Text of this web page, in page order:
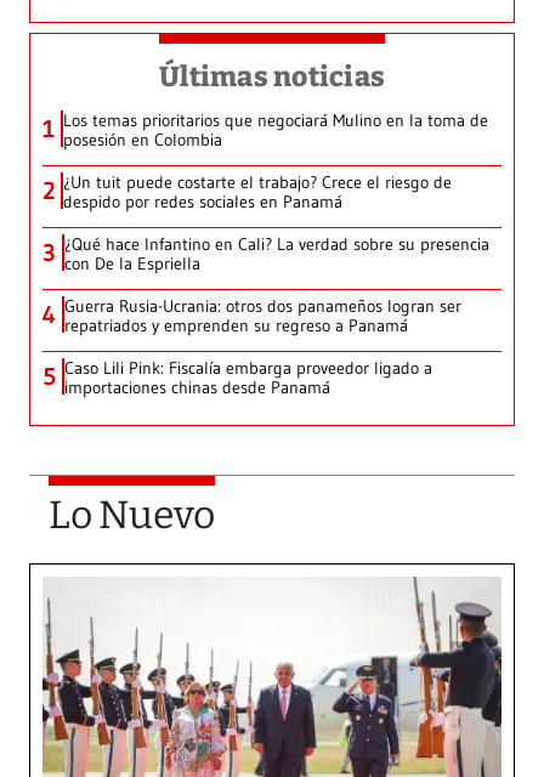
Últimas noticias
1 Los temas prioritarios que negociará Mulino en la toma de
posesión en Colombia
2 ¿Un tuit puede costarte el trabajo? Crece el riesgo de
despido por redes sociales en Panamá
3 ¿Qué hace Infantino en Cali? La verdad sobre su presencia
con De la Espriella
4 Guerra Rusia-Ucrania: otros dos panameños logran ser
repatriados y emprenden su regreso a Panamá
5 Caso Lili Pink: Fiscalía embarga proveedor ligado a
importaciones chinas desde Panamá
Lo Nuevo